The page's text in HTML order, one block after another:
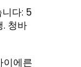
다: 5
. 청바
이에른